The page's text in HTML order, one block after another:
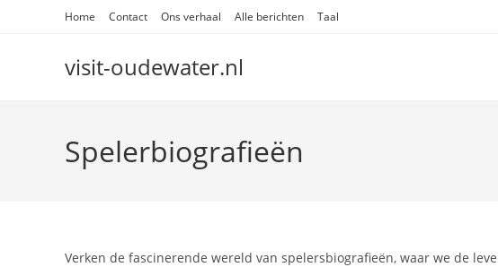
Home Contact Ons verhaal Alle berichten Taal
visit-oudewater.nl
Spelerbiografieën
Verken de fascinerende wereld van spelersbiografieën, waar we de